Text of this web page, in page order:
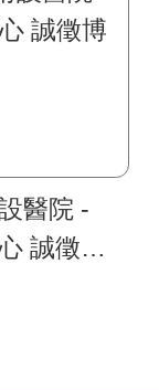
醫院 -
誠徵博